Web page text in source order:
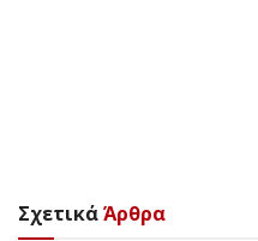
ΣχετικάΆρθρα